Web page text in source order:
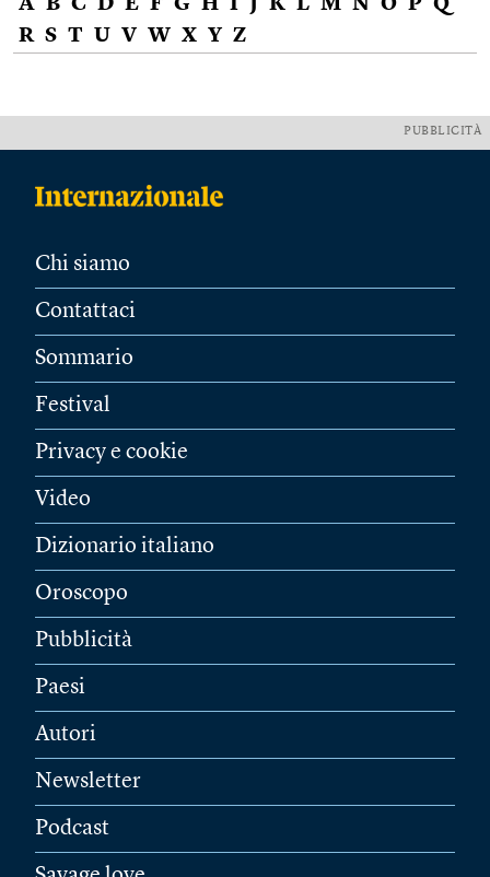
A B C D E F G H I J K L M N O P Q
R S T U V W X Y Z
PUBBLICITÀ
Chi siamo
Contattaci
Sommario
Festival
Privacy e cookie
Video
Dizionario italiano
Oroscopo
Pubblicità
Paesi
Autori
Newsletter
Podcast